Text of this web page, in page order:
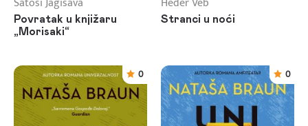
Povratak u knjižaru
„Morisaki“
Stranci u noći
0 0